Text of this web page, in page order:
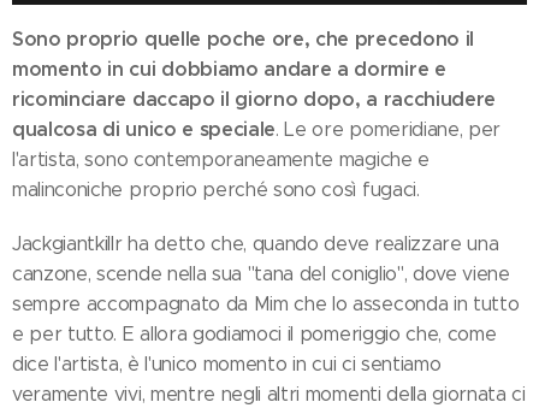
Sono proprio quelle poche ore, che precedono il
momento in cui dobbiamo andare a dormire e
ricominciare daccapo il giorno dopo, a racchiudere
qualcosa di unico e speciale. Le ore pomeridiane, per
l'artista, sono contemporaneamente magiche e
malinconiche proprio perché sono così fugaci.
Jackgiantkillr ha detto che, quando deve realizzare una
canzone, scende nella sua "tana del coniglio", dove viene
sempre accompagnato da Mim che lo asseconda in tutto
e per tutto. E allora godiamoci il pomeriggio che, come
dice l'artista, è l'unico momento in cui ci sentiamo
veramente vivi, mentre negli altri momenti della giornata ci